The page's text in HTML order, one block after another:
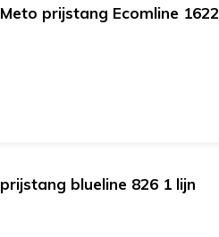
Meto prijstang Ecomline 1622
prijstang blueline 826 1 lijn